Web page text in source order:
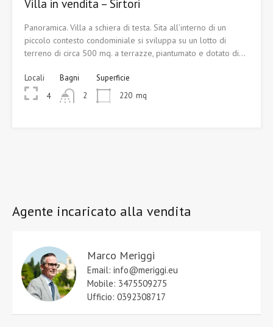
Villa in vendita – Sirtori
Panoramica. Villa a schiera di testa. Sita all’interno di un
piccolo contesto condominiale si sviluppa su un lotto di
terreno di circa 500 mq. a terrazze, piantumato e dotato di…
Locali
4
Bagni
2
Superficie
220 mq
Agente incaricato alla vendita
Marco Meriggi
Email: info@meriggi.eu
Mobile: 3475509275
Ufficio: 0392308717